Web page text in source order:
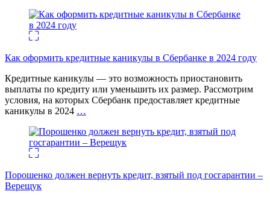
Как оформить кредитные каникулы в Сбербанке в 2024 году
Кредитные каникулы — это возможность приостановить
выплаты по кредиту или уменьшить их размер. Рассмотрим
условия, на которых Сбербанк предоставляет кредитные
каникулы в 2024 …
Порошенко должен вернуть кредит, взятый под госгарантии –
Верещук